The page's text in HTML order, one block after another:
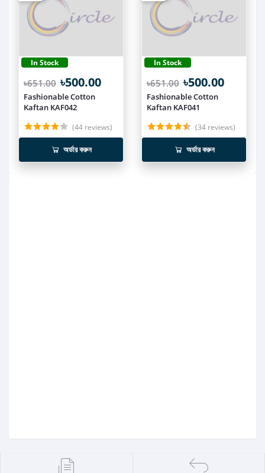
In Stock
৳651.00 ৳500.00
Fashionable Cotton
Kaftan KAF042
(44 reviews)
অর্ডার করুন
In Stock
৳651.00 ৳500.00
Fashionable Cotton
Kaftan KAF041
(34 reviews)
অর্ডার করুন